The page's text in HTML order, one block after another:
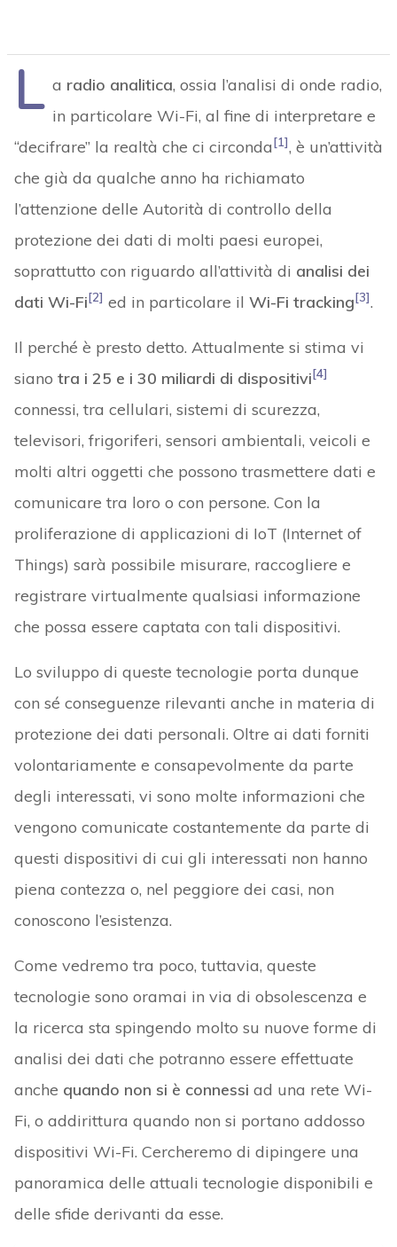
L a radio analitica, ossia l’analisi di onde radio,
in particolare Wi-Fi, al fine di interpretare e
“decifrare” la realtà che ci circonda[1], è un’attività
che già da qualche anno ha richiamato
l’attenzione delle Autorità di controllo della
protezione dei dati di molti paesi europei,
soprattutto con riguardo all’attività di analisi dei
dati Wi-Fi[2] ed in particolare il Wi-Fi tracking[3].
Il perché è presto detto. Attualmente si stima vi
siano tra i 25 e i 30 miliardi di dispositivi[4]
connessi, tra cellulari, sistemi di scurezza,
televisori, frigoriferi, sensori ambientali, veicoli e
molti altri oggetti che possono trasmettere dati e
comunicare tra loro o con persone. Con la
proliferazione di applicazioni di IoT (Internet of
Things) sarà possibile misurare, raccogliere e
registrare virtualmente qualsiasi informazione
che possa essere captata con tali dispositivi.
Lo sviluppo di queste tecnologie porta dunque
con sé conseguenze rilevanti anche in materia di
protezione dei dati personali. Oltre ai dati forniti
volontariamente e consapevolmente da parte
degli interessati, vi sono molte informazioni che
vengono comunicate costantemente da parte di
questi dispositivi di cui gli interessati non hanno
piena contezza o, nel peggiore dei casi, non
conoscono l’esistenza.
Come vedremo tra poco, tuttavia, queste
tecnologie sono oramai in via di obsolescenza e
la ricerca sta spingendo molto su nuove forme di
analisi dei dati che potranno essere effettuate
anche quando non si è connessi ad una rete Wi-
Fi, o addirittura quando non si portano addosso
dispositivi Wi-Fi. Cercheremo di dipingere una
panoramica delle attuali tecnologie disponibili e
delle sfide derivanti da esse.